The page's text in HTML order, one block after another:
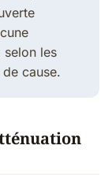
les
cause.